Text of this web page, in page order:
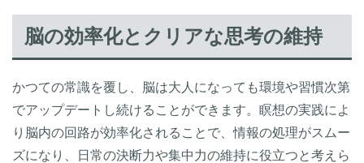
脳の効率化とクリアな思考の維持
かつての常識を覆し、脳は大人になっても環境や習慣次第
でアップデートし続けることができます。瞑想の実践によ
り脳内の回路が効率化されることで、情報の処理がスムー
ズになり、日常の決断力や集中力の維持に役立つと考えら